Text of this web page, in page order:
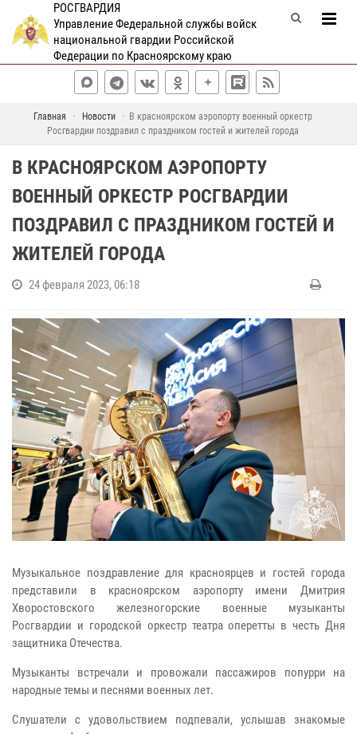
РОСГВАРДИЯ
Управление Федеральной службы войск
национальной гвардии Российской
Федерации по Красноярскому краю
Главная Новости
В красноярском аэропорту военный оркестр
Росгвардии поздравил с праздником гостей и жителей города
В КРАСНОЯРСКОМ АЭРОПОРТУ
ВОЕННЫЙ ОРКЕСТР РОСГВАРДИИ
ПОЗДРАВИЛ С ПРАЗДНИКОМ ГОСТЕЙ И
ЖИТЕЛЕЙ ГОРОДА
24 февраля 2023, 06:18
Музыкальное поздравление для красноярцев и гостей города
представили в красноярском аэропорту имени Дмитрия
Хворостовского железногорские военные музыканты
Росгвардии и городской оркестр театра оперетты в честь Дня
защитника Отечества.
Музыканты встречали и провожали пассажиров попурри на
народные темы и песнями военных лет.
Слушатели с удовольствием подпевали, услышав знакомые